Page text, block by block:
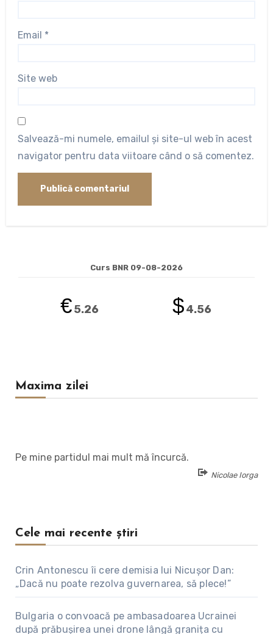
Email *
Site web
Salvează-mi numele, emailul și site-ul web în acest
navigator pentru data viitoare când o să comentez.
Curs BNR 09-08-2026
€5.26 $4.56
Maxima zilei
Pe mine partidul mai mult mă încurcă.
Nicolae Iorga
Cele mai recente știri
Crin Antonescu îi cere demisia lui Nicușor Dan:
„Dacă nu poate rezolva guvernarea, să plece!”
Bulgaria o convoacă pe ambasadoarea Ucrainei
după prăbușirea unei drone lângă granița cu